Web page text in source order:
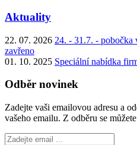
Aktuality
22. 07. 2026 24. - 31.7. -
zavřeno
01. 10. 2025 Speciální nabídka
Odběr novinek
Zadejte vaši emailovou adresu a
vašeho emailu. Z odběru se